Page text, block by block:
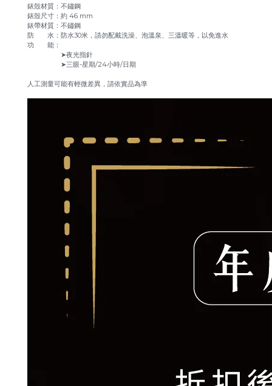
錶殼材質：不鏽鋼
錶殼尺寸：約 46 mm
錶帶材質：不鏽鋼
防 水：防水30米，請勿配戴洗澡、泡溫泉、三溫暖等，以免進水
功 能：
➤夜光指針
➤三眼-星期/24小時/日期
人工測量可能有輕微差異，請依實品為準